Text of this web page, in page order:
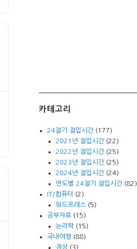
카테고리
24절기 절입시간 (177)
2021년 절입시간(22)
2022년 절입시간(25)
2023년 절입시간(25)
2024년 절입시간(24)
연도별 24절기 절입시간(82)
IT/컴퓨터
(2)
워드프레스(5)
공부자료 (15)
논리학(15)
국내여행 (88)
경상(3)